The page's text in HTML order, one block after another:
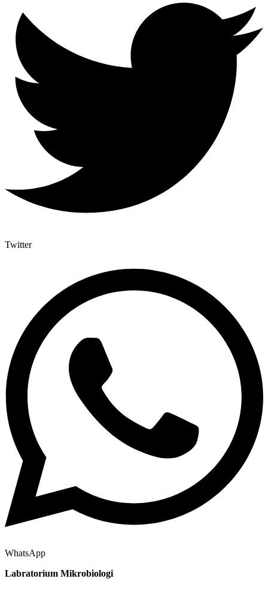
Twitter
WhatsApp
Labratorium Mikrobiologi